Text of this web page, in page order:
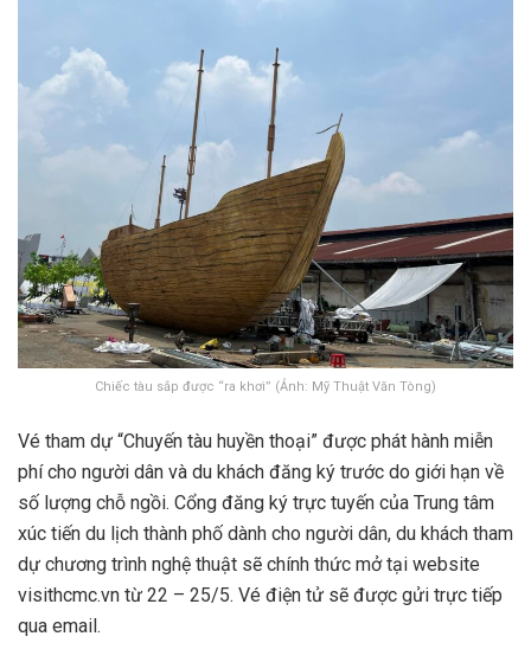
Chiếc tàu sắp được “ra khơi” (Ảnh: Mỹ Thuật Văn Tòng)
Vé tham dự “Chuyến tàu huyền thoại” được phát hành miễn
phí cho người dân và du khách đăng ký trước do giới hạn về
số lượng chỗ ngồi. Cổng đăng ký trực tuyến của Trung tâm
xúc tiến du lịch thành phố dành cho người dân, du khách tham
dự chương trình nghệ thuật sẽ chính thức mở tại website
visithcmc.vn từ 22 – 25/5. Vé điện tử sẽ được gửi trực tiếp
qua email.